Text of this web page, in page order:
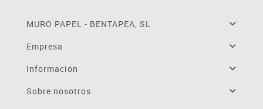
MURO PAPEL - BENTAPEA, SL
Empresa
Información
Sobre nosotros